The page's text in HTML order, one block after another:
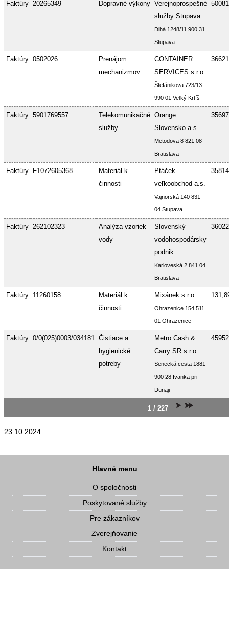
Faktúry 20265349 Dopravné výkony Verejnoprospešné
služby Stupava
Dlhá 1248/11 900 31
Stupava
Faktúry 0502026
Prenájom
mechanizmov
CONTAINER
SERVICES s.r.o.
Štefánikova 723/13
990 01 Veľký Krtíš
Faktúry 5901769557
Telekomunikačné
služby
Orange
Slovensko a.s.
Metodova 8 821 08
Bratislava
Faktúry F1072605368
Materiál k
činnosti
Ptáček-
veľkoobchod a.s.
Vajnorská 140 831
04 Stupava
Faktúry 262102323
Analýza vzoriek
vody
Slovenský
vodohospodársky
podnik
Karloveská 2 841 04
Bratislava
Faktúry 11260158
Materiál k
činnosti
Mixánek s.r.o.
Ohrazenice 154 511
01 Ohrazenice
Faktúry 0/0(025)0003/034181 Čistiace a
hygienické
potreby
Metro Cash &
Carry SR s.r.o
Senecká cesta 1881
900 28 Ivanka pri
Dunaji
1 / 227
23.10.2024
Hlavné menu
O spoločnosti
Poskytované služby
Pre zákazníkov
Zverejňovanie
Kontakt